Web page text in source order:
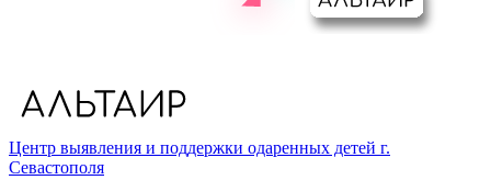
Центр выявления и поддержки одаренных детей г.
Севастополя